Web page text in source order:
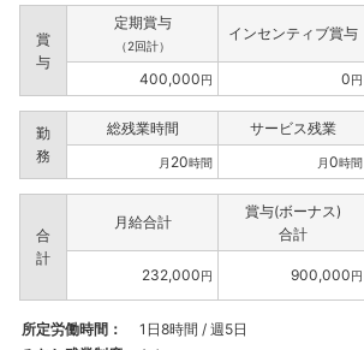
賞
与
定期賞与
（2回計）
インセンティブ賞与
400,000円 0円
勤
務
総残業時間 サービス残業
月 20時間 月0時間
合
計
月給合計
賞与(ボーナス)
合計
232,000円 900,000円
所定労働時間：
1日8時間 / 週5日